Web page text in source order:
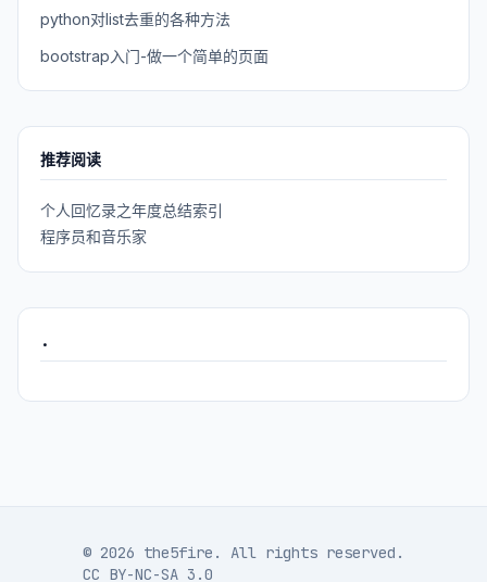
python对list去重的各种方法
bootstrap入门-做一个简单的页面
推荐阅读
个人回忆录之年度总结索引
程序员和音乐家
.
© 2026 the5fire. All rights reserved.
CC BY-NC-SA 3.0